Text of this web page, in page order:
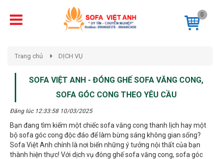
0
Trang chủ DỊCH VỤ
SOFA VIỆT ANH - ĐÓNG GHẾ SOFA VĂNG CONG,
SOFA GÓC CONG THEO YÊU CẦU
Đăng lúc 12:33:58 10/03/2025
Bạn đang tìm kiếm một chiếc sofa văng cong thanh lịch hay một
bộ sofa góc cong độc đáo để làm bừng sáng không gian sống?
Sofa Việt Anh chính là nơi biến những ý tưởng nội thất của bạn
thành hiện thực! Với dịch vụ đóng ghế sofa văng cong, sofa góc